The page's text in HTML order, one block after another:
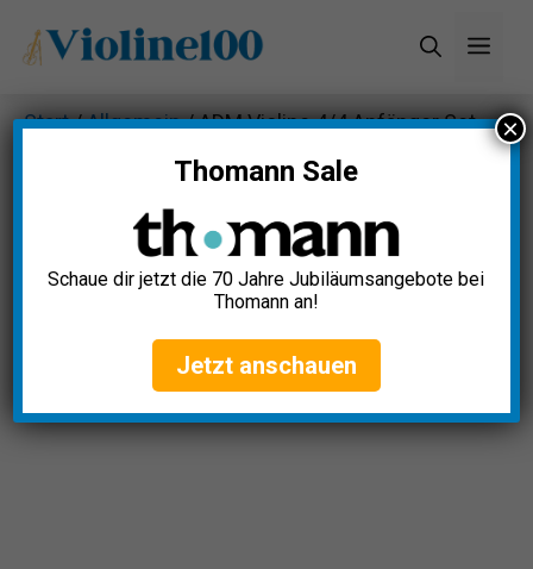
Inhalt
Start/Allgemein/ ADM Violine 4/4 Anfänger Set
Thomann Sale
Schaue dir jetzt die 70 Jahre Jubiläumsangebote bei
Thomann an!
Jetzt anschauen
×